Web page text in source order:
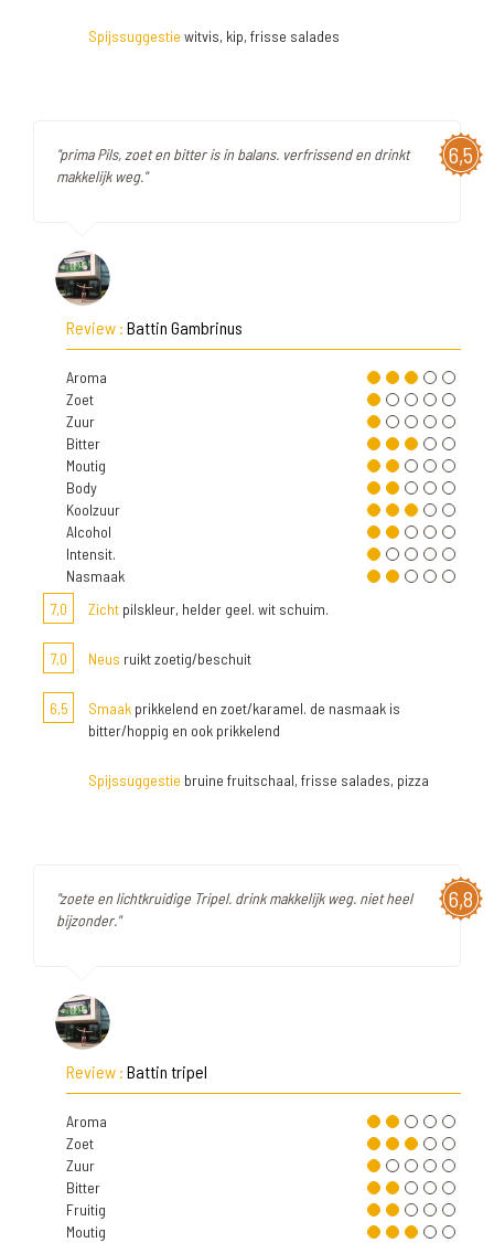
Spijssuggestie witvis, kip, frisse salades
6,5
"prima Pils, zoet en bitter is in balans. verfrissend en drinkt
makkelijk weg."
Review : Battin Gambrinus
Aroma
Zoet
Zuur
Bitter
Moutig
Body
Koolzuur
Alcohol
Intensit.
Nasmaak
7,0
Zicht pilskleur, helder geel. wit schuim.
7,0 Neus ruikt zoetig/beschuit
6,5 Smaak prikkelend en zoet/karamel. de nasmaak is
bitter/hoppig en ook prikkelend
Spijssuggestie bruine fruitschaal, frisse salades, pizza
6,8
"zoete en lichtkruidige Tripel. drink makkelijk weg. niet heel
bijzonder."
Review : Battin tripel
Aroma
Zoet
Zuur
Bitter
Fruitig
Moutig